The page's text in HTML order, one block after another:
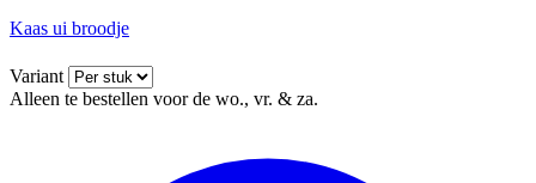
Kaas ui broodje
Variant
Alleen te bestellen voor de wo., vr. & za.